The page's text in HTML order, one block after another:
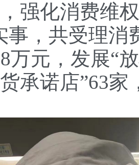
强化消费维
事，共受理消
万元，发展“
承诺店”63家